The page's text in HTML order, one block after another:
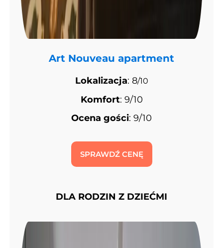
Art Nouveau apartment
Lokalizacja: 8/10
Komfort: 9/10
Ocena gości: 9/10
SPRAWDŹ CENĘ
DLA RODZIN Z DZIEĆMI